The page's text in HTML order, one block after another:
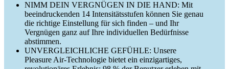
NIMM DEIN VERGNÜGEN IN DIE HAND: Mit
beeindruckenden 14 Intensitätsstufen können Sie genau
die richtige Einstellung für sich finden – und Ihr
Vergnügen ganz auf Ihre individuellen Bedürfnisse
abstimmen.
UNVERGLEICHLICHE GEFÜHLE: Unsere
Pleasure Air-Technologie bietet ein einzigartiges,